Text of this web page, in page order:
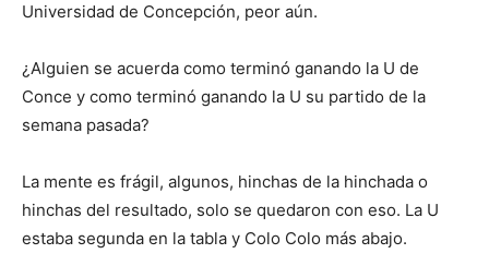
Universidad de Concepción, peor aún.
¿Alguien se acuerda como terminó ganando la U de
Conce y como terminó ganando la U su partido de la
semana pasada?
La mente es frágil, algunos, hinchas de la hinchada o
hinchas del resultado, solo se quedaron con eso. La U
estaba segunda en la tabla y Colo Colo más abajo.